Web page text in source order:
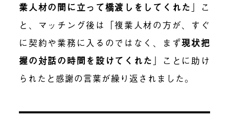
業人材の間に立って橋渡しをしてくれた 」こ
と、 マッチング後は「複業人材の方が、すぐ
に契約や業務に入るのではなく、まず現状把
握の対話の時間を設けてくれた 」ことに助け
られたと感謝の言葉が繰り返されました。